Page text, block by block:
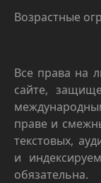
Возрастные
Все права на
сайте,
праве и
текстовых,
и
обязательна.